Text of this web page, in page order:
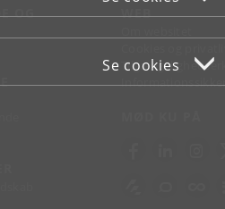
Se cookies
OG
WEB